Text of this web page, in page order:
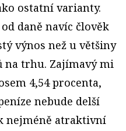
ostatní varianty.
daně navíc člověk
výnos než u většiny
na trhu. Zajímavý mi
4,54 procenta,
nebude delší
nejméně atraktivní